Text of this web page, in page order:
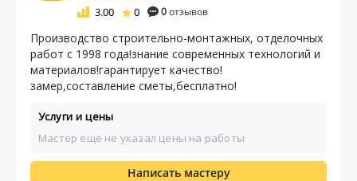
3.00
0 0отзывов
Производство строительно-монтажных, отделочных
работ с 1998 года!знание современных технологий и
материалов!гарантирует качество!
замер,составление сметы,бесплатно!
Услуги и цены
Мастер ещё не указал цены на работы
Написать мастеру